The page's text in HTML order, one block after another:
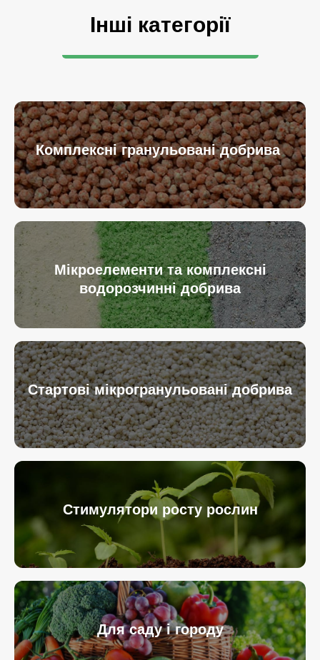
Інші категорії
Комплексні гранульовані добрива
Мікроелементи та комплексні
водорозчинні добрива
Стартові мікрогранульовані добрива
Стимулятори росту рослин
Для саду і городу